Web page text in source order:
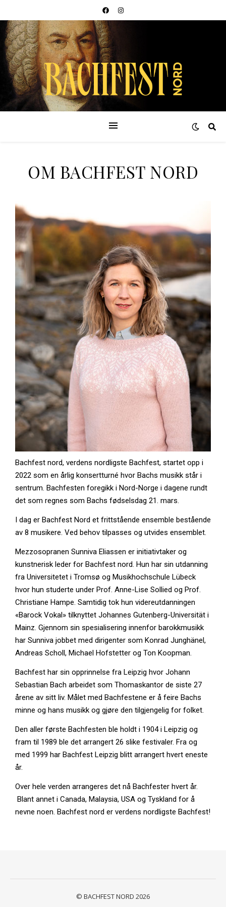
OM BACHFEST NORD
Bachfest nord, verdens nordligste Bachfest, startet opp i
2022 som en årlig konsertturné hvor Bachs musikk står i
sentrum. Bachfesten foregikk i Nord-Norge i dagene rundt
det som regnes som Bachs fødselsdag 21. mars.
I dag er Bachfest Nord et frittstående ensemble bestående
av 8 musikere. Ved behov tilpasses og utvides ensemblet.
Mezzosopranen Sunniva Eliassen er initiativtaker og
kunstnerisk leder for Bachfest nord. Hun har sin utdanning
fra Universitetet i Tromsø og Musikhochschule Lübeck
hvor hun studerte under Prof. Anne-Lise Sollied og Prof.
Christiane Hampe. Samtidig tok hun videreutdanningen
«Barock Vokal» tilknyttet Johannes Gutenberg-Universität i
Mainz. Gjennom sin spesialisering innenfor barokkmusikk
har Sunniva jobbet med dirigenter som Konrad Junghänel,
Andreas Scholl, Michael Hofstetter og Ton Koopman.
Bachfest har sin opprinnelse fra Leipzig hvor Johann
Sebastian Bach arbeidet som Thomaskantor de siste 27
årene av sitt liv. Målet med Bachfestene er å feire Bachs
minne og hans musikk og gjøre den tilgjengelig for folket.
Den aller første Bachfesten ble holdt i 1904 i Leipzig og
fram til 1989 ble det arrangert 26 slike festivaler. Fra og
med 1999 har Bachfest Leipzig blitt arrangert hvert eneste
år.
Over hele verden arrangeres det nå Bachfester hvert år.
Blant annet i Canada, Malaysia, USA og Tyskland for å
nevne noen. Bachfest nord er verdens nordligste Bachfest!
© BACHFEST NORD 2026